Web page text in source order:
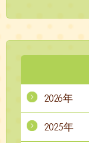
2026年
2025年